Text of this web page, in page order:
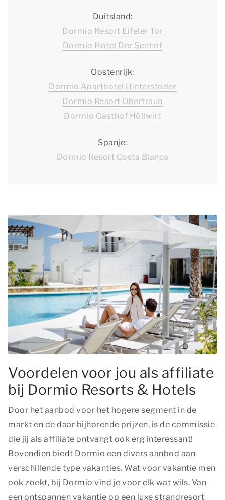
Duitsland:
Dormio Resort Eifeler Tor
Dormio Hotel Der Seehof
Oostenrijk:
Dormio Aparthotel Hinterstoder
Dormio Resort Obertraun
Dormio Gasthof Höllwirt
Spanje:
Dormio Resort Costa Blanca
Voordelen voor jou als affiliate
bij Dormio Resorts & Hotels
Door het aanbod voor het hogere segment in de
markt en de daar bijhorende prijzen, is de commissie
die jij als affiliate ontvangt ook erg interessant!
Bovendien biedt Dormio een divers aanbod aan
verschillende type vakanties. Wat voor vakantie men
ook zoekt, bij Dormio vind je voor elk wat wils. Van
een ontspannen vakantie op een luxe strandresort